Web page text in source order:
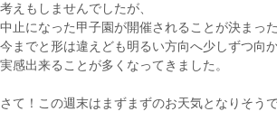
考えもしませんでしたが、
中止になった甲子園が開催されることが決まった
今までと形は違えども明るい方向へ少しずつ向
実感出来ることが多くなってきました。
さて！この週末はまずまずのお天気となりそうで